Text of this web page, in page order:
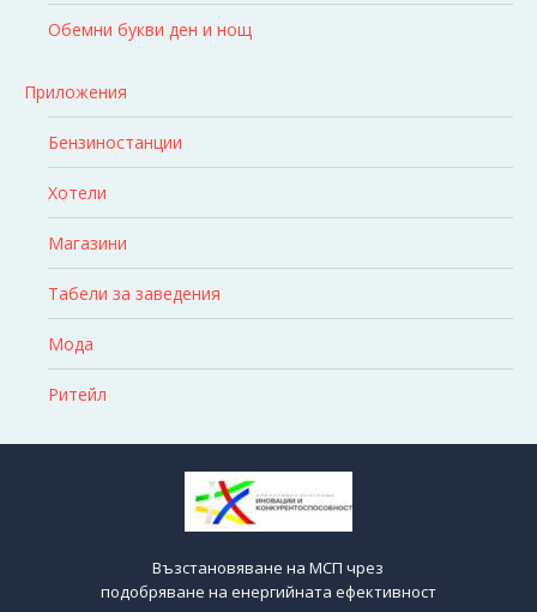
Обемни букви ден и нощ
Приложения
Бензиностанции
Хотели
Магазини
Табели за заведения
Мода
Ритейл
Възстановяване на МСП чрез
подобряване на енергийната ефективност